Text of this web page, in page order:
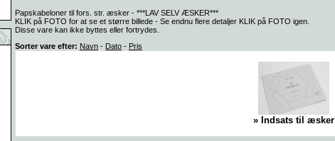
Papskabeloner til fors. str. æsker - ***LAV SELV ÆSKER***
KLIK på FOTO for at se et større billede - Se endnu flere detaljer KLIK på FOTO igen.
Disse vare kan ikke byttes eller fortrydes.
Sorter vare efter: Navn - Dato - Pris
» Indsats til æsker